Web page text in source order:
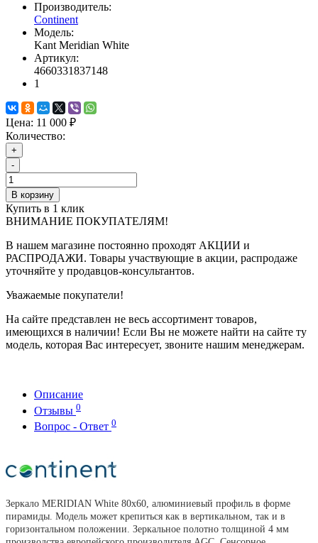
Производитель:
Continent
Модель:
Kant Meridian White
Артикул:
4660331837148
1
Цена: 11 000 ₽
Количество:
+
-
В корзину
Купить в 1 клик
ВНИМАНИЕ ПОКУПАТЕЛЯМ!
В нашем магазине постоянно проходят АКЦИИ и
РАСПРОДАЖИ. Товары участвующие в акции, распродаже
уточняйте у продавцов-консультантов.
Уважаемые покупатели!
На сайте представлен не весь ассортимент товаров,
имеющихся в наличии! Если Вы не можете найти на сайте ту
модель, которая Вас интересует, звоните нашим менеджерам.
Описание
Отзывы 0
Вопрос - Ответ 0
Зеркало MERIDIAN White 80х60, алюминиевый профиль в форме
пирамиды. Модель может крепиться как в вертикальном, так и в
горизонтальном положении. Зеркальное полотно толщиной 4 мм